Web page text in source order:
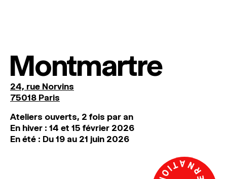
Montmartre
24, rue Norvins
75018 Paris
Ateliers ouverts, 2 fois par an
En hiver : 14 et 15 février 2026
En été : Du 19 au 21 juin 2026